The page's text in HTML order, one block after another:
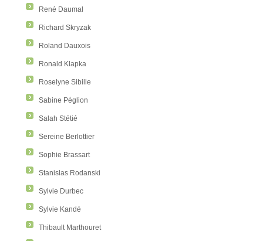
René Daumal
Richard Skryzak
Roland Dauxois
Ronald Klapka
Roselyne Sibille
Sabine Péglion
Salah Stétié
Sereine Berlottier
Sophie Brassart
Stanislas Rodanski
Sylvie Durbec
Sylvie Kandé
Thibault Marthouret